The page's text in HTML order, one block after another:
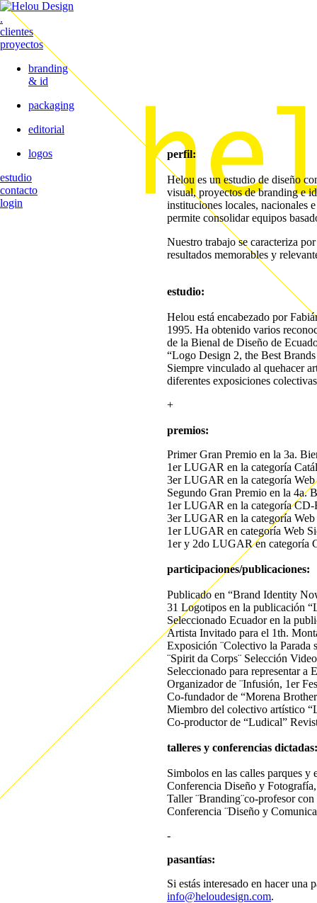
.
clientes
proyectos
branding
& id
packaging
editorial
logos
estudio
contacto
login
perfil:
Helou es un estudio de diseño
visual, proyectos de branding e
instituciones locales, nacionales
permite consolidar equipos
Nuestro trabajo se caracteriza
resultados memorables y
estudio:
Helou está encabezado por
1995. Ha obtenido varios
de la Bienal de Diseño de
“Logo Design 2, the Best
Siempre vinculado al quehacer
diferentes exposiciones
+
premios:
Primer Gran Premio en la 3a.
1er LUGAR en la categoría
3er LUGAR en la categoría
Segundo Gran Premio en la 4a.
1er LUGAR en la categoría
3er LUGAR en la categoría
1er LUGAR en categoría Web
1er y 2do LUGAR en categoría
participaciones/publicaciones:
Publicado en “Brand Identity
31 Logotipos en la publicación
Seleccionado Ecuador en la
Artista Invitado para el 1th.
Exposición ¨Colectivo la Parada
¨Spirit da Corps¨ Selección
Seleccionado para representar a
Organizador de ¨Infusión, 1er
Co-fundador de “Morena
Miembro del colectivo artístico
Co-productor de “Ludical”
talleres y conferencias dictadas:
Simbolos en las calles parques
Conferencia Diseño y
Taller ¨Branding¨co-profesor
Conferencia ¨Diseño y
-
pasantías:
Si estás interesado en hacer una
info@heloudesign.com.